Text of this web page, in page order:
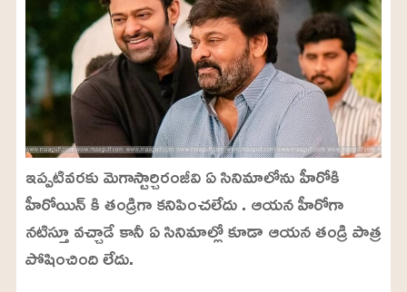
ఇప్పటివరకు మెగాస్టార్చిరంజీవి ఏ సినిమాలోను హీరోకి
హీరోయిన్ కి తండ్రిగా కనిపించలేదు . ఆయన హీరోగా
నటిస్తూ వచ్చాడే కానీ ఏ సినిమాల్లో కూడా ఆయన తండ్రి పాత్ర
పోషించింది లేదు.